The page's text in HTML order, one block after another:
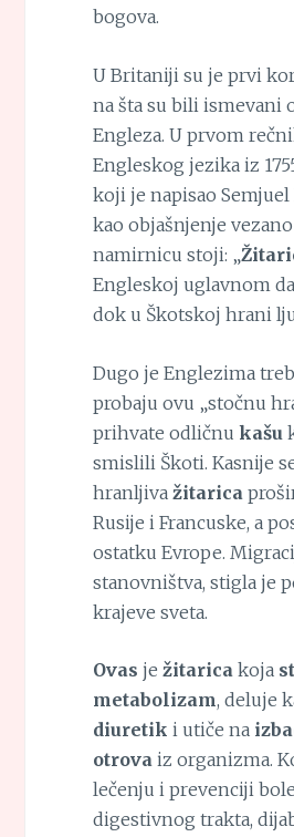
bogova.
U Britaniji su je prvi
na šta su bili ismevani
Engleza. U prvom
Engleskog jezika iz
koji je napisao
kao objašnjenje
namirnicu stoji: „
Engleskoj uglavnom
dok u Škotskoj hrani
Dugo je Englezima
probaju ovu „stočnu
prihvate odličnu kašu
smislili Škoti. Kasnije
hranljiva žitarica
Rusije i Francuske, a
ostatku Evrope.
stanovništva, stigla je
krajeve sveta.
Ovas je žitaricakoja
metabolizam, deluje
diuretik i utiče na
otrovaiz organizma.
lečenju i prevenciji
digestivnog trakta,